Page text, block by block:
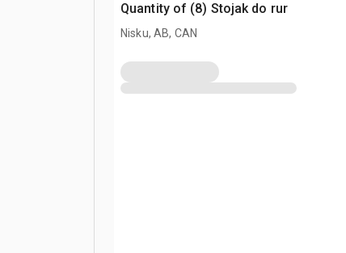
Quantity of (8) Stojak do rur
Nisku, AB, CAN